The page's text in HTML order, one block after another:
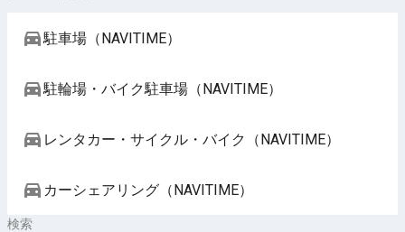
駐車場（NAVITIME）
駐輪場・バイク駐車場（NAVITIME）
レンタカー・サイクル・バイク（NAVITIME）
カーシェアリング（NAVITIME）
検索